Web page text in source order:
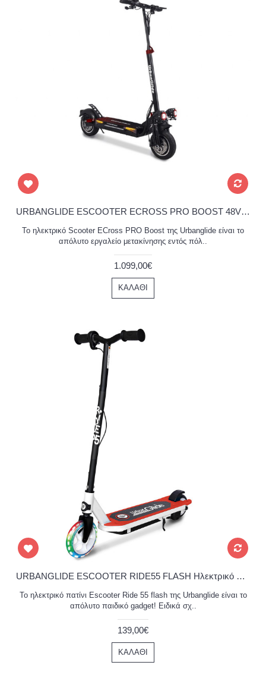
URBANGLIDE ESCOOTER ECROSS PRO BOOST 48V 1600W Ηλεκτρικό Scooter
Το ηλεκτρικό Scooter ECross PRO Boost της Urbanglide είναι το
απόλυτο εργαλείο μετακίνησης εντός πόλ..
1.099,00€
ΚΑΛΆΘΙ
URBANGLIDE ESCOOTER RIDE55 FLASH Ηλεκτρικό πατίνι κόκκινο
Το ηλεκτρικό πατίνι Escooter Ride 55 flash της Urbanglide είναι το
απόλυτο παιδικό gadget! Ειδικά σχ..
139,00€
ΚΑΛΆΘΙ